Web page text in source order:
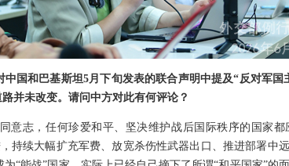
国和巴基斯坦5月下旬发表的联合声明中提及“反对军
并未改变。请问中方对此有何评论？
意志，任何珍爱和平、坚决维护战后国际秩序的国家
持续大幅扩充军费、放宽杀伤性武器出口、推进部署中